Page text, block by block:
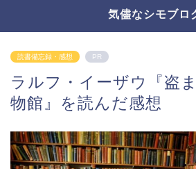
気儘なシモブロ
読書備忘録・感想 PR
ラルフ・イーザウ『盗
物館』を読んだ感想